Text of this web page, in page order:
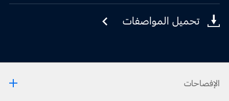
تحميل المواصفات
الإفصاحات